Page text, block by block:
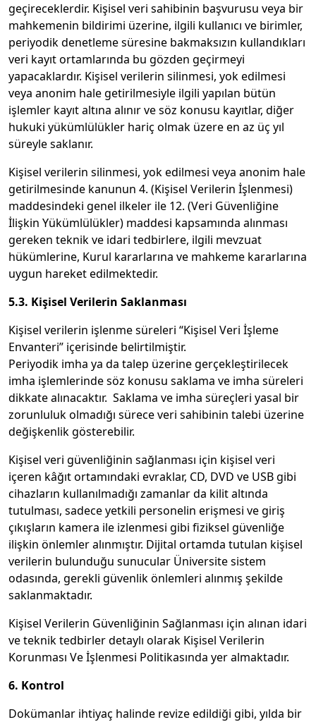
geçireceklerdir. Kişisel veri sahibinin başvurusu veya bir
mahkemenin bildirimi üzerine, ilgili kullanıcı ve birimler,
periyodik denetleme süresine bakmaksızın kullandıkları
veri kayıt ortamlarında bu gözden geçirmeyi
yapacaklardır. Kişisel verilerin silinmesi, yok edilmesi
veya anonim hale getirilmesiyle ilgili yapılan bütün
işlemler kayıt altına alınır ve söz konusu kayıtlar, diğer
hukuki yükümlülükler hariç olmak üzere en az üç yıl
süreyle saklanır.
Kişisel verilerin silinmesi, yok edilmesi veya anonim hale
getirilmesinde kanunun 4. (Kişisel Verilerin İşlenmesi)
maddesindeki genel ilkeler ile 12. (Veri Güvenliğine
İlişkin Yükümlülükler) maddesi kapsamında alınması
gereken teknik ve idari tedbirlere, ilgili mevzuat
hükümlerine, Kurul kararlarına ve mahkeme kararlarına
uygun hareket edilmektedir.
5.3. Kişisel Verilerin Saklanması
Kişisel verilerin işlenme süreleri “Kişisel Veri İşleme
Envanteri” içerisinde belirtilmiştir.
Periyodik imha ya da talep üzerine gerçekleştirilecek
imha işlemlerinde söz konusu saklama ve imha süreleri
dikkate alınacaktır. Saklama ve imha süreçleri yasal bir
zorunluluk olmadığı sürece veri sahibinin talebi üzerine
değişkenlik gösterebilir.
Kişisel veri güvenliğinin sağlanması için kişisel veri
içeren kâğıt ortamındaki evraklar, CD, DVD ve USB gibi
cihazların kullanılmadığı zamanlar da kilit altında
tutulması, sadece yetkili personelin erişmesi ve giriş
çıkışların kamera ile izlenmesi gibi fiziksel güvenliğe
ilişkin önlemler alınmıştır. Dijital ortamda tutulan kişisel
verilerin bulunduğu sunucular Üniversite sistem
odasında, gerekli güvenlik önlemleri alınmış şekilde
saklanmaktadır.
Kişisel Verilerin Güvenliğinin Sağlanması için alınan idari
ve teknik tedbirler detaylı olarak Kişisel Verilerin
Korunması Ve İşlenmesi Politikasında yer almaktadır.
6. Kontrol
Dokümanlar ihtiyaç halinde revize edildiği gibi, yılda bir